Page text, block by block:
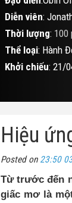
Diễn viên:
Thời lượng: 100
Thể loại: Hành
Khởi chiếu: 21/
Hiệu
Posted on 23:50
Từ trước đến
giấc mơ là